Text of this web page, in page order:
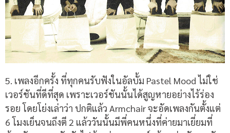
5. เพลงอีกครั้ง ที่ทุกคนรับฟังในอัลบั้ม Pastel Mood ไม่ใช่
เวอร์ชันที่ดีที่สุด เพราะเวอร์ชันนั้นได้สูญหายอย่างไร้ร่อง
รอย โดยโย่งเล่าว่า ปกติแล้ว Armchair จะอัดเพลงกันตั้งแต่
6 โมงเย็นจนถึงตี 2 แล้ววันนั้นมีพี่คนหนึ่งที่ค่ายมาเยี่ยมที่